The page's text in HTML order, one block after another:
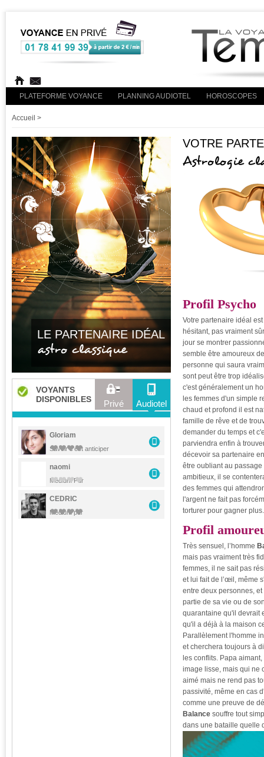
PLATEFORME VOYANCE PLANNING AUDIOTEL HOROSCOPES
Accueil >
LE PARTENAIRE IDÉAL
astro classique
VOYANTS
DISPONIBLES
Privé Audiotel
Gloriam
Savoir c'est anticiper
naomi
Médium Pur
CEDRIC
Médium pur
VOTRE
Astrologie
Profil Psycho
Votre partenaire idéal
hésitant, pas vraiment
jour se montrer
semble être amoureux
personne qui saura
sont peut être trop
c'est généralement un
les femmes d'un simple
chaud et profond il est
famille de rêve et de
demander du temps et
parviendra enfin à
décevoir sa partenaire
être oubliant au
ambitieux, il se
des femmes qui
l'argent ne fait pas
torturer pour gagner plus.
Profil
Très sensuel, l’homme
mais pas vraiment très
femmes, il ne sait pas
et lui fait de l’œil, même
entre deux personnes,
partie de sa vie ou de
quarantaine qu'il devrait
qu'il a déjà à la maison
Parallèlement l'homme
et cherchera toujours à
les conflits. Papa
image lisse, mais qui ne
aimé mais ne rend pas
passivité, même en cas
comme une preuve de
Balance souffre tout
dans une bataille quelle